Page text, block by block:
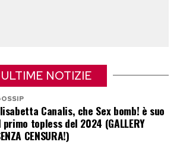
rispetto a quanto era stato
ha scelto di proteggere con
la propria sfera privata,
ULTIME NOTIZIE
Canalis, che Sex bomb! è suo
topless del 2024 (GALLERY
CENSURA!)